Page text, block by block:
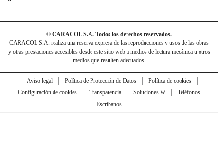
© CARACOL S.A. Todos los derechos reservados.
CARACOL S.A. realiza una reserva expresa de las reproducciones y usos de las obras
y otras prestaciones accesibles desde este sitio web a medios de lectura mecánica u otros
medios que resulten adecuados.
Aviso legal Política de Protección de Datos
Política de cookies
Configuración de cookies
Transparencia Soluciones W
Teléfonos
Escríbanos